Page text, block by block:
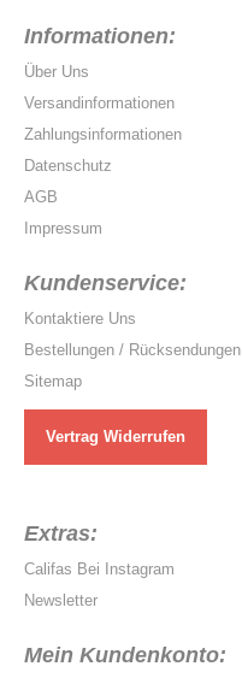
Informationen:
Über Uns
Versandinformationen
Zahlungsinformationen
Datenschutz
AGB
Impressum
Kundenservice:
Kontaktiere Uns
Bestellungen / Rücksendungen
Sitemap
Vertrag Widerrufen
Extras:
Califas Bei Instagram
Newsletter
Mein Kundenkonto: